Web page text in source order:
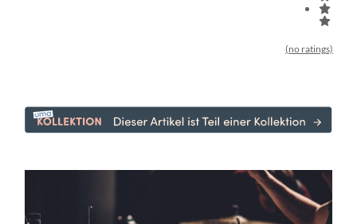
(no ratings)